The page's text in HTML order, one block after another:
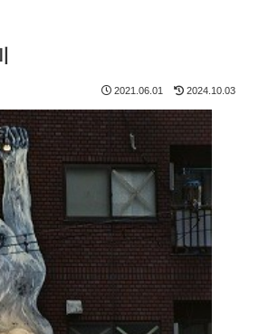
2021.06.01 2024.10.03